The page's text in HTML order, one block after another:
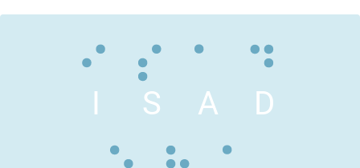
I S A D